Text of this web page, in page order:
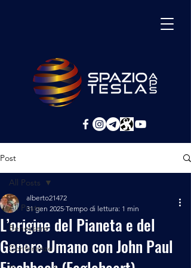
Post
All Posts
Benessere
Conferenze
All Posts
L’origine del Pianeta e del
Genere Umano con John Paul
alberto21472
31 gen 2025 Tempo di lettura: 1 min